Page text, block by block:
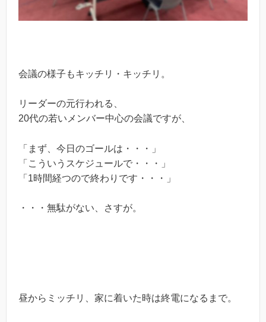
会議の様子もキッチリ・キッチリ。
リーダーの元行われる、
20代の若いメンバー中心の会議ですが、
「まず、今日のゴールは・・・」
「こういうスケジュールで・・・」
「1時間経つので終わりです・・・」
・・・無駄がない、さすが。
昼からミッチリ、家に着いた時は終電になるまで。